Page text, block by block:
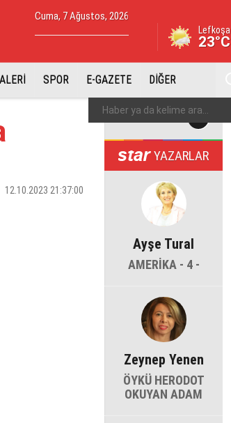
Cuma, 7 Ağustos, 2026
Lefkoşa
23°C
SPOR E-GAZETE DİĞER
12.10.2023 21:37:00
YAZARLAR
Ayşe Tural
AMERİKA - 4 -
Zeynep Yenen
ÖYKÜ HERODOT
OKUYAN ADAM